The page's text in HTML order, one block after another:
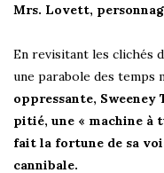
Mrs. Lovett,
En revisitant les clichés
une parabole des temps
oppressante,
pitié, une « machine à
fait la fortune de sa
cannibale.